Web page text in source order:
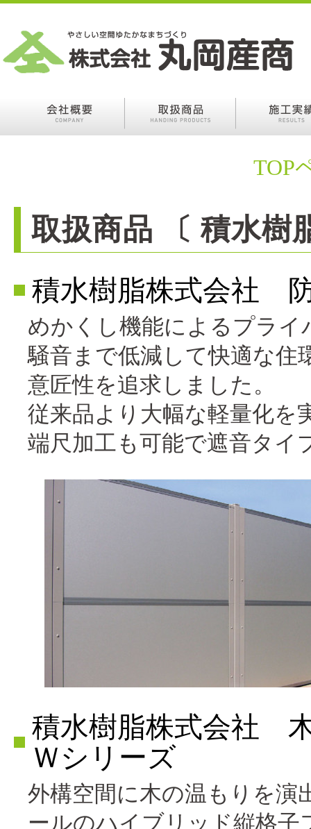
TOP
取扱商品 〔 積水樹
積水樹脂株式会社
めかくし機能によるプライ
騒音まで低減して快適な住
意匠性を追求しました。
従来品より大幅な軽量化を
端尺加工も可能で遮音タイ
積水樹脂株式会社
Ｗシリーズ
外構空間に木の温もりを演
ールのハイブリッド縦格子